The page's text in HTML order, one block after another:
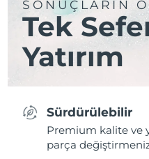
SONUÇLARIN
Tek
Yatırım
Sürdürülebilir
Premium kalite ve
parça